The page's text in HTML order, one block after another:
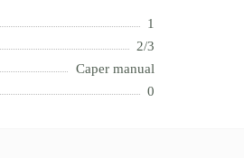
1
2/3
Caper manual
0